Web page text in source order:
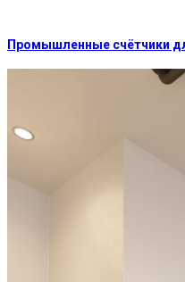
Промышленные счётчики